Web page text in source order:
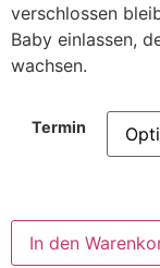
verschlossen
Baby einlassen,
wachsen.
Termin
In den